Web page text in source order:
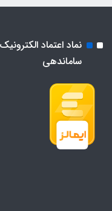
نماد اعتماد
ساماندهی